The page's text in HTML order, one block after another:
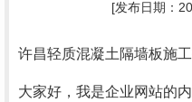
[发布日期：
许昌轻质混凝土隔墙板施
大家好，我是企业网站的